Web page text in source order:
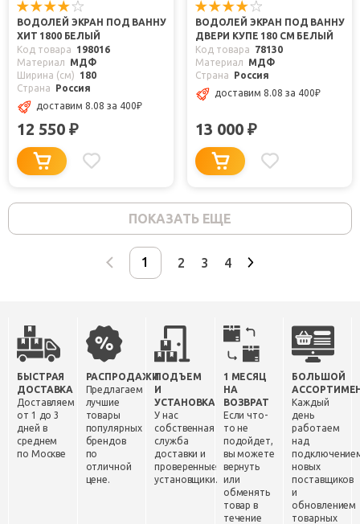
ВОДОЛЕЙ ЭКРАН ПОД ВАННУ
ХИТ 1800 БЕЛЫЙ
Код товара
198016
Материал
МДФ
Ширина (см)
180
Страна
Россия
доставим 8.08 за 400₽
12 550 ₽
ВОДОЛЕЙ ЭКРАН ПОД ВАННУ
ДВЕРИ КУПЕ 180 СМ БЕЛЫЙ
Код товара
78130
Материал
МДФ
Страна
Россия
доставим 8.08 за 400₽
13 000 ₽
ПОКАЗАТЬ ЕЩЕ
2 3 4
БЫСТРАЯ
ДОСТАВКА
Доставляем
от 1 до 3
дней в
среднем
по Москве
РАСПРОДАЖИ
Предлагаем
лучшие
товары
популярных
брендов
по
отличной
цене.
ПОДЪЕМ
И
УСТАНОВКА
У нас
собственная
служба
доставки и
проверенные
установщики.
1 МЕСЯЦ
НА
ВОЗВРАТ
Если что-
то не
подойдет,
вы можете
вернуть
или
обменять
товар в
течение
БОЛЬШОЙ
Каждый
день
работаем
над
новых
поставщиков
и
обновлением
товарных